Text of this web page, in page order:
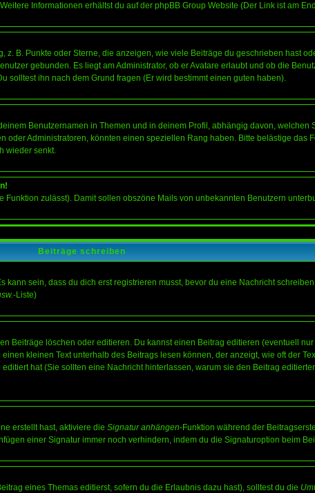
Informationen erhältst du auf der phpBB Group Website (Der Link ist am
B. Punkte oder Sterne, die anzeigen, wie viele Beiträge du geschrieben hast
gebunden. Es liegt am Administrator, ob er Avatare erlaubt und ob die
solltest ihn nach dem Grund fragen (Er wird bestimmt einen guten haben).
Benutzernamen in Themen und in deinem Profil, abhängig davon, welchen
Administratoren, könnten einen speziellen Rang haben. Bitte belästige das
wieder senkt.
zulässt). Damit sollen obszöne Mails von unbekannten Benutzern
Beiträge schreiben
sein, dass du dich erst registrieren musst, bevor du eine Nachricht
-Liste)
Beiträge löschen oder editieren. Du kannst einen Beitrag editieren (eventuell
kleinen Text unterhalb des Beitrags lesen können, der anzeigt, wie oft der
hat (Sie sollten eine Nachricht hinterlassen, warum sie den Beitrag
erstellt hast, aktiviere die Signatur anhängen-Funktion während der
einer Signatur immer noch verhindern, indem du die Signaturoption beim
eines Themas editierst, sofern du die Erlaubnis dazu hast), solltest du die